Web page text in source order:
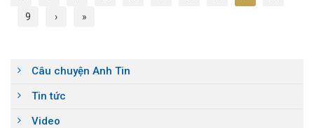
9
› »
Câu chuyện Anh Tin
Tin tức
Video